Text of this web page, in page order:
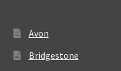
Avon
Bridgestone